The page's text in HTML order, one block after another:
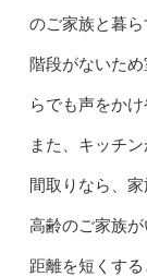
のご家族と暮ら
階段がないた
らでも声をかけ
また、キッチ
間取りなら、
高齢のご家族
距離を短くする